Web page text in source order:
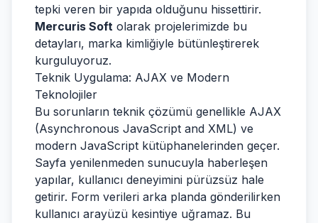
tepki veren bir yapıda olduğunu hissettirir.
Mercuris Soft olarak projelerimizde bu
detayları, marka kimliğiyle bütünleştirerek
kurguluyoruz.
Teknik Uygulama: AJAX ve Modern
Teknolojiler
Bu sorunların teknik çözümü genellikle AJAX
(Asynchronous JavaScript and XML) ve
modern JavaScript kütüphanelerinden geçer.
Sayfa yenilenmeden sunucuyla haberleşen
yapılar, kullanıcı deneyimini pürüzsüz hale
getirir. Form verileri arka planda gönderilirken
kullanıcı arayüzü kesintiye uğramaz. Bu